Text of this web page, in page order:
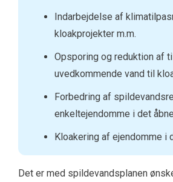
Indarbejdelse af
kloakprojekter m.m.
Opsporing og reduktion af
uvedkommende vand til
Forbedring af
enkeltejendomme i det
Kloakering af ejendomme i
Det er med spildevandsplanen